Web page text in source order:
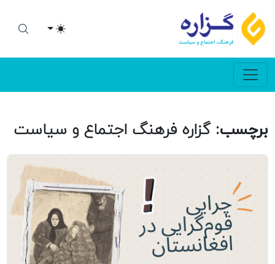
Toggle theme
برچسب:گزاره فرهنگ اجتماع و سیاست